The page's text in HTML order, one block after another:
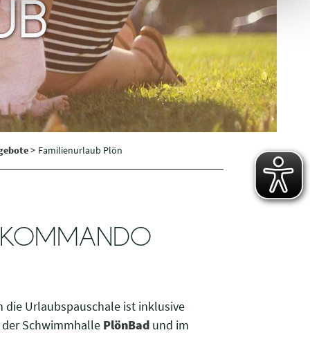
> Familienurlaub Plön
Urlaubspauschale ist inklusive
Schwimmhalle PlönBad und im